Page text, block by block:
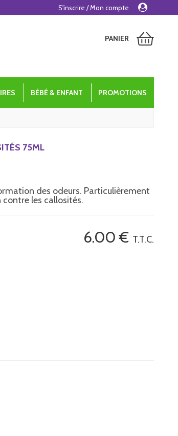
PANIER
BÉBÉ & ENFANT PROMOTIONS
75ML
des odeurs. Particulièrement
les callosités.
6.00€ T.T.C.
S'inscrire / Mon compte